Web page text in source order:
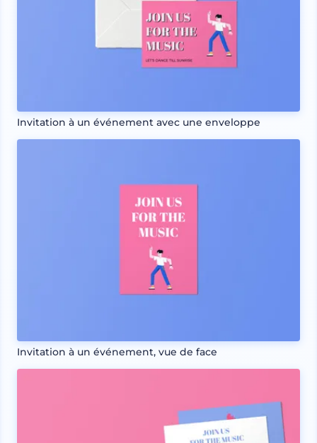
Invitation à un événement avec une enveloppe
Invitation à un événement, vue de face